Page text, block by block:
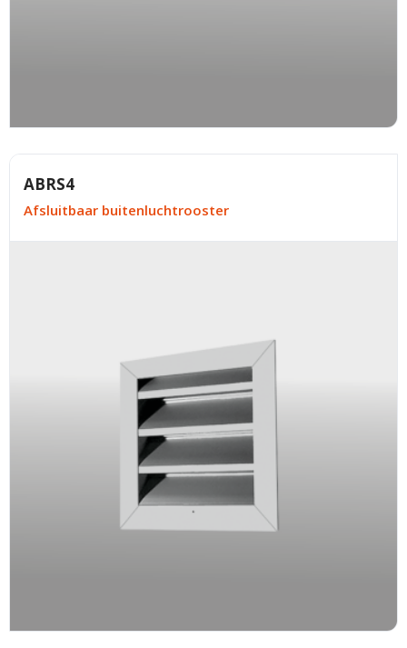
ABRS4
Afsluitbaar buitenluchtrooster